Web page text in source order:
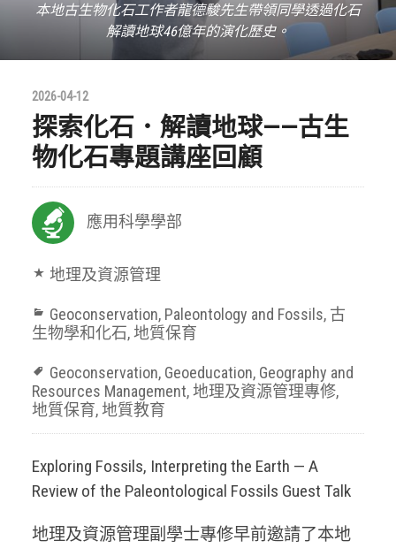
本地古生物化石工作者龍德駿先生帶領同學透過化石
解讀地球46億年的演化歷史。
2026-04-12
探索化石．解讀地球——古生
物化石專題講座回顧
應用科學學部
地理及資源管理
Geoconservation, Paleontology and Fossils, 古
生物學和化石,地質保育
Geoconservation, Geoeducation, Geography and
Resources Management,地理及資源管理專修,
地質保育,地質教育
Exploring Fossils, Interpreting the Earth — A
Review of the Paleontological Fossils Guest Talk
地理及資源管理副學士專修早前邀請了本地